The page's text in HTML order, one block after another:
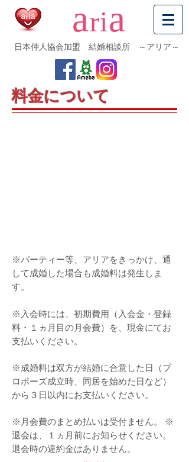
aria
日本仲人協会加盟 結婚相談所 ～アリア～
料金について
※パーティー等、アリアをきっかけ、通
して成婚した場合も成婚料は発生しま
す。
※入会時には、初期費用（入会金・登録
料・１ヵ月目の月会費）を、現金にてお
支払いください。
※成婚料は双方が結婚に合意した日（プ
ロポーズ成立時、同居を始めた日など）
から３日以内にお支払いください。
※月会費のまとめ払いは受付ません。 ※
退会は、１ヵ月前にお知らせください。
退会時の違約金はありません。